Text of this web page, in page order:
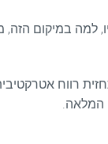
במיקום
המלאה.